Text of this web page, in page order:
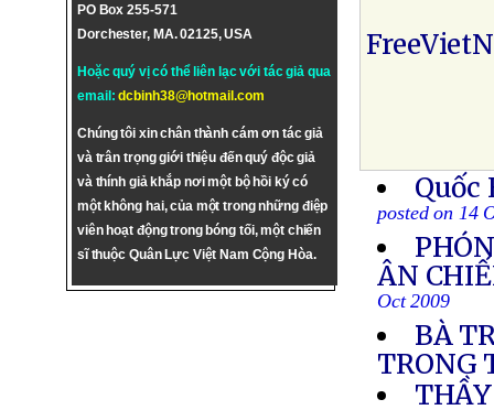
PO Box 255-571
Dorchester, MA. 02125, USA
Hoặc quý vị có thể liên lạc với tác giả qua
email:dcbinh38@hotmail.com
Chúng tôi xin chân thành cám ơn tác giả
và trân trọng giới thiệu đến quý độc giả
và thính giả khắp nơi một bộ hồi ký có
một không hai, của một trong những điệp
viên hoạt động trong bóng tối, một chiến
sĩ thuộc Quân Lực Việt Nam Cộng Hòa.
posted on 14
ÂN
Oct 2009
BÀ
TRONG